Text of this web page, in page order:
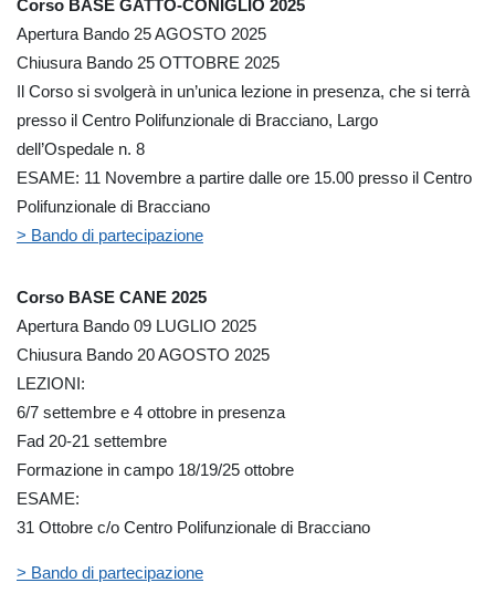
Corso BASE GATTO-CONIGLIO 2025
Apertura Bando 25 AGOSTO 2025
Chiusura Bando 25 OTTOBRE 2025
Il Corso si svolgerà in un’unica lezione in presenza, che si terrà
presso il Centro Polifunzionale di Bracciano, Largo
dell’Ospedale n. 8
ESAME: 11 Novembre a partire dalle ore 15.00 presso il Centro
Polifunzionale di Bracciano
> Bando di partecipazione
Corso BASE CANE 2025
Apertura Bando 09 LUGLIO 2025
Chiusura Bando 20 AGOSTO 2025
LEZIONI:
6/7 settembre e 4 ottobre in presenza
Fad 20-21 settembre
Formazione in campo 18/19/25 ottobre
ESAME:
31 Ottobre c/o Centro Polifunzionale di Bracciano
> Bando di partecipazione